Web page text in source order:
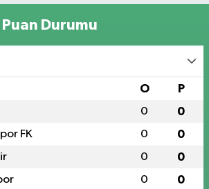
Durumu
O P
0 0
FK 0 0
0 0
0 0